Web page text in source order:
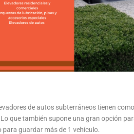
de autos subterráneos tienen
que también supone una gran opción
para guardar más de 1 vehículo.